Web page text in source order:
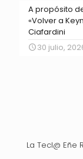
A propósito
«Volver a
Ciafardini
30 julio,
La Tecl@ Eñe